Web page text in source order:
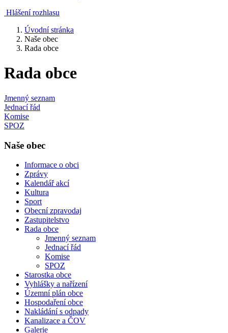
Hlášení rozhlasu
Úvodní stránka
Naše obec
Rada obce
Rada obce
Jmenný seznam
Jednací řád
Komise
SPOZ
Naše obec
Informace o obci
Zprávy
Kalendář akcí
Kultura
Sport
Obecní zpravodaj
Zastupitelstvo
Rada obce
Jmenný seznam
Jednací řád
Komise
SPOZ
Starostka obce
Vyhlášky a nařízení
Územní plán obce
Hospodaření obce
Nakládání s odpady
Kanalizace a ČOV
Galerie